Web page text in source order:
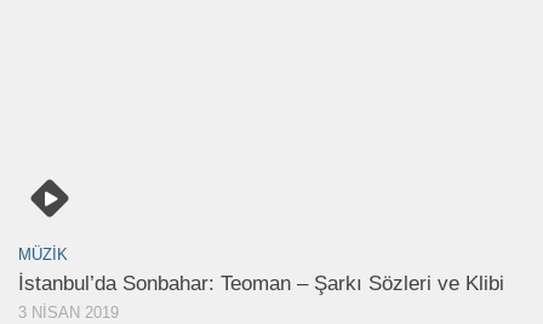
MÜZIK
İstanbul’da Sonbahar: Teoman – Şarkı Sözleri ve Klibi
3 NISAN 2019